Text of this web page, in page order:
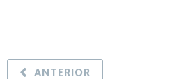
ANTERIOR